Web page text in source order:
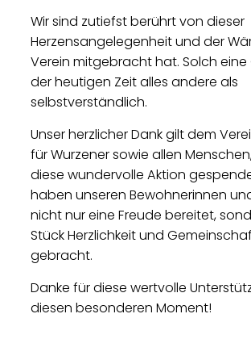
Wir sind zutiefst berührt von dieser
Herzensangelegenheit und der
Verein mitgebracht hat. Solch eine
der heutigen Zeit alles andere als
selbstverständlich.
Unser herzlicher Dank gilt dem
für Wurzener sowie allen
diese wundervolle Aktion
haben unseren Bewohnerinnen
nicht nur eine Freude bereitet,
Stück Herzlichkeit und
gebracht.
Danke für diese wertvolle
diesen besonderen Moment!